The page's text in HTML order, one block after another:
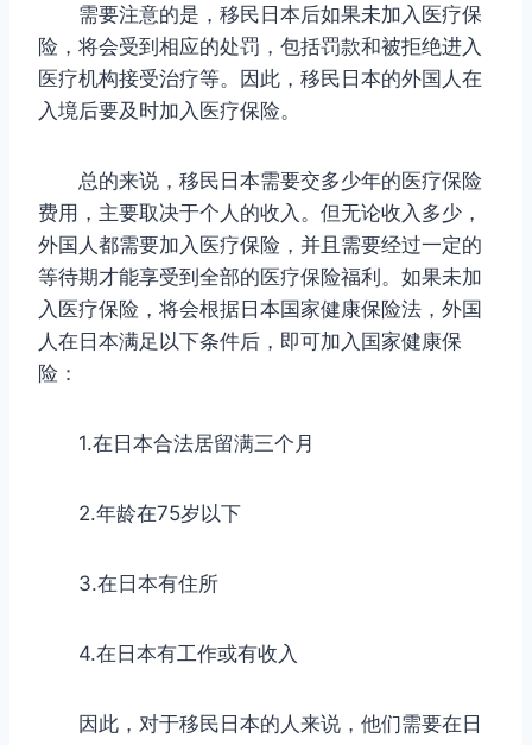
需要注意的是，移民日本后如果未加入医疗保
险，将会受到相应的处罚，包括罚款和被拒绝进入
医疗机构接受治疗等。因此，移民日本的外国人在
入境后要及时加入医疗保险。
总的来说，移民日本需要交多少年的医疗保险
费用，主要取决于个人的收入。但无论收入多少，
外国人都需要加入医疗保险，并且需要经过一定的
等待期才能享受到全部的医疗保险福利。如果未加
入医疗保险，将会根据日本国家健康保险法，外国
人在日本满足以下条件后，即可加入国家健康保
险：
1.在日本合法居留满三个月
2.年龄在75岁以下
3.在日本有住所
4.在日本有工作或有收入
因此，对于移民日本的人来说，他们需要在日